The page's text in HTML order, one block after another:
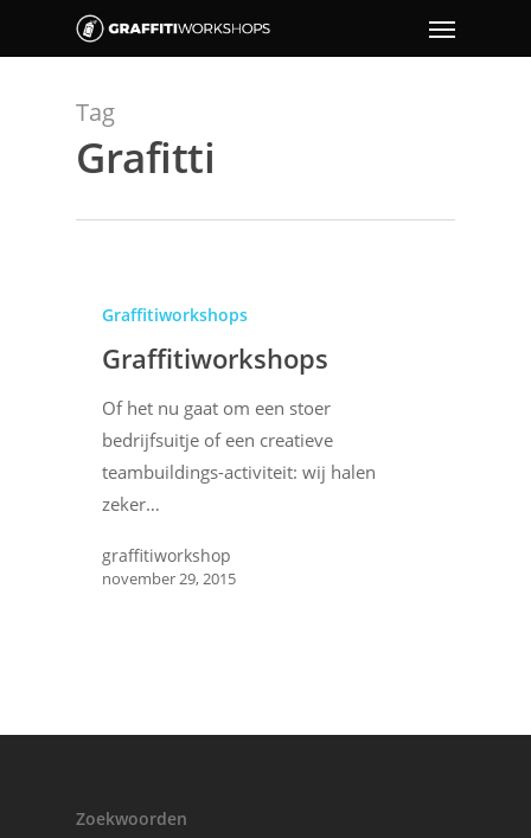
Tag
Grafitti
Graffitiworkshops
Graffitiworkshops
Of het nu gaat om een stoer
bedrijfsuitje of een creatieve
teambuildings-activiteit: wij halen
zeker…
graffitiworkshop
november 29, 2015
Zoekwoorden